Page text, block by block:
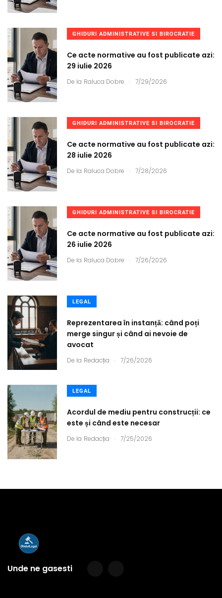
GHIDURI ADMINISTRATIVE SI BIROCRATIE
Ce acte normative au fost publicate azi:
29 iulie 2026
De la Raluca Dobre . 7/29/2026
GHIDURI ADMINISTRATIVE SI BIROCRATIE
Ce acte normative au fost publicate azi:
28 iulie 2026
De la Raluca Dobre . 7/28/2026
GHIDURI ADMINISTRATIVE SI BIROCRATIE
Ce acte normative au fost publicate azi:
26 iulie 2026
De la Raluca Dobre . 7/26/2026
LEGAL
Reprezentarea în instanță: când poți
merge singur și când ai nevoie de
avocat
De la Redacția . 7/26/2026
LEGAL
Acordul de mediu pentru construcții: ce
este și când este necesar
De la Redacția . 7/25/2026
Unde ne gasesti